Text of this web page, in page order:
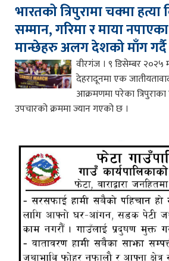
भारतको त्रिपुरामा चक्मा
सम्मान, गरिमा र माया
मान्छेहरु अलग देशको माँग गर्दै
वीरगंज । ९ डिसेम्बर २०२५
देहरादूनमा एक
आक्रमणमा परेका
उपचारको क्रममा ज्यान गएको छ ।